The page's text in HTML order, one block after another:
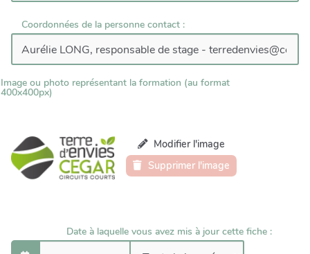
Coordonnées de la personne contact :
Image ou photo représentant la formation (au format
400x400px)
Modifier l'image
Supprimer l'image
Date à laquelle vous avez mis à jour cette fiche :